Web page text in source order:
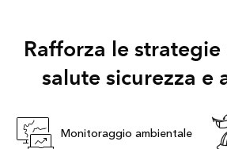
Rafforza le
salute sicurezza e
Monitoraggio ambientale